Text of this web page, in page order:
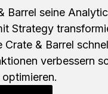
Barrel seine
Strategy
& Barrel
verbessern